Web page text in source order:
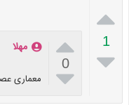

1


0

مهلا
معماری